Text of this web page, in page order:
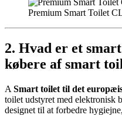
Premium Smart Toilet
2. Hvad er et
købere af smart
A Smart toilet til det
toilet udstyret med elektronisk
designet til at forbedre